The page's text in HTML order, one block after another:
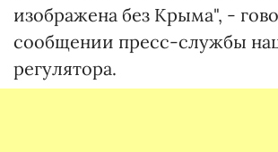
изображена без Крыма", -
сообщении пресс-службы
регулятора.